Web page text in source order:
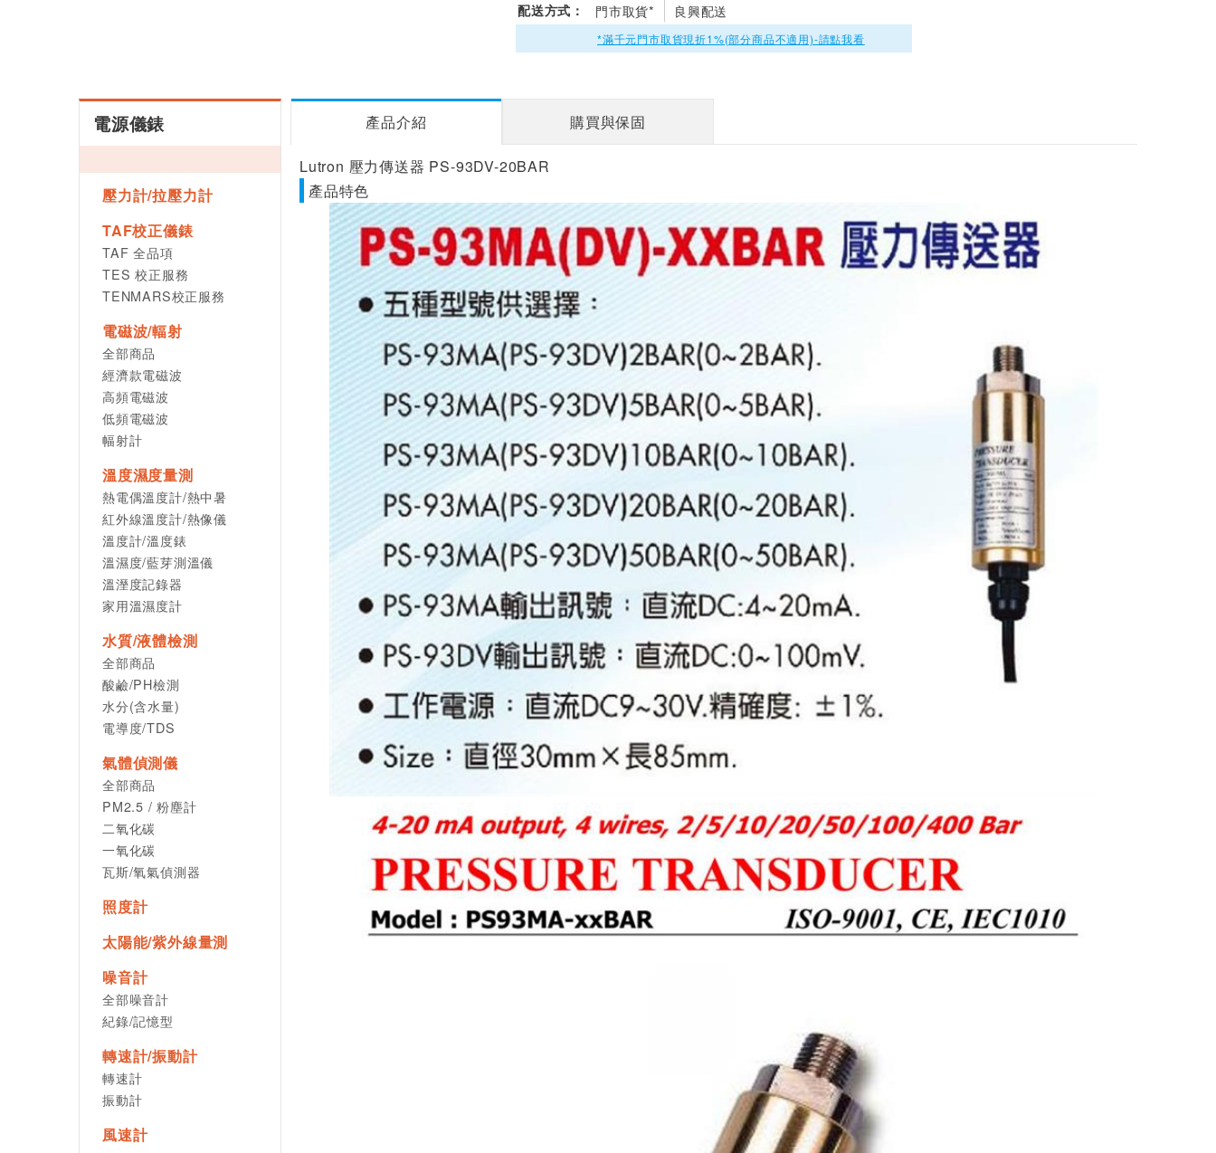
配送方式： 門市取貨* 良興配送
*滿千元門市取貨現折1%(部分商品不適用)-請點我看
PS-93MA-50BAR
PS-93MA-20BAR
$5250
電源儀錶
壓力計/拉壓力計
TAF校正儀錶
TAF 全品項
TES 校正服務
TENMARS校正服務
電磁波/輻射
全部商品
經濟款電磁波
高頻電磁波
低頻電磁波
幅射計
溫度濕度量測
熱電偶溫度計/熱中暑
紅外線溫度計/熱像儀
溫度計/溫度錶
溫濕度/藍芽測溫儀
溫溼度記錄器
家用溫濕度計
水質/液體檢測
全部商品
酸鹼/PH檢測
水分(含水量)
電導度/TDS
氣體偵測儀
全部商品
PM2.5 / 粉塵計
二氧化碳
一氧化碳
瓦斯/氧氣偵測器
照度計
太陽能/紫外線量測
噪音計
全部噪音計
紀錄/記憶型
轉速計/振動計
轉速計
振動計
風速計
產品介紹 購買與保固
Lutron 壓力傳送器 PS-93DV-20BAR
產品特色